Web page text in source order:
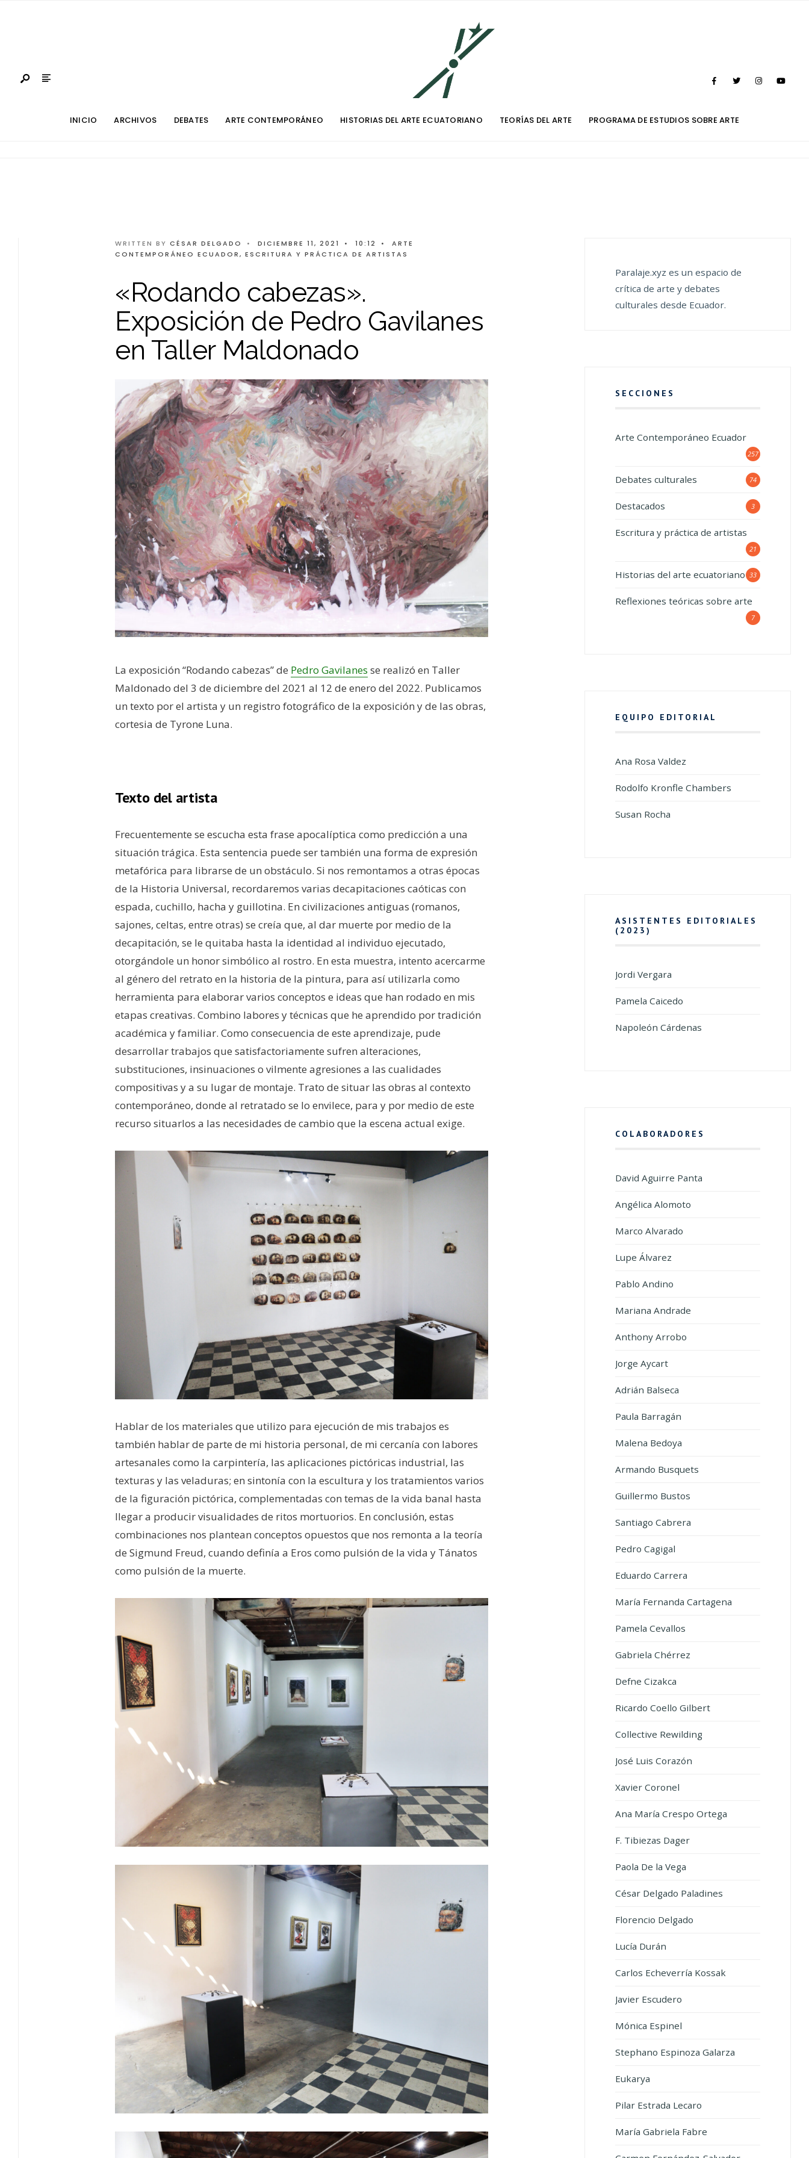
INICIO ARCHIVOS DEBATES ARTE CONTEMPORÁNEO HISTORIAS DEL ARTE ECUATORIANO TEORÍAS DEL ARTE PROGRAMA DE ESTUDIOS SOBRE ARTE
WRITTEN BY CÉSAR DELGADO • DICIEMBRE 11, 2021 • 10:12 •
ARTE
CONTEMPORÁNEO ECUADOR, ESCRITURA Y PRÁCTICA DE ARTISTAS
«Rodando cabezas».
Exposición de Pedro Gavilanes
en Taller Maldonado
La exposición “Rodando cabezas” de Pedro Gavilanes se realizó en Taller
Maldonado del 3 de diciembre del 2021 al 12 de enero del 2022. Publicamos
un texto por el artista y un registro fotográfico de la exposición y de las obras,
cortesia de Tyrone Luna.
Texto del artista
Frecuentemente se escucha esta frase apocalíptica como predicción a una
situación trágica. Esta sentencia puede ser también una forma de expresión
metafórica para librarse de un obstáculo. Si nos remontamos a otras épocas
de la Historia Universal, recordaremos varias decapitaciones caóticas con
espada, cuchillo, hacha y guillotina. En civilizaciones antiguas (romanos,
sajones, celtas, entre otras) se creía que, al dar muerte por medio de la
decapitación, se le quitaba hasta la identidad al individuo ejecutado,
otorgándole un honor simbólico al rostro. En esta muestra, intento acercarme
al género del retrato en la historia de la pintura, para así utilizarla como
herramienta para elaborar varios conceptos e ideas que han rodado en mis
etapas creativas. Combino labores y técnicas que he aprendido por tradición
académica y familiar. Como consecuencia de este aprendizaje, pude
desarrollar trabajos que satisfactoriamente sufren alteraciones,
substituciones, insinuaciones o vilmente agresiones a las cualidades
compositivas y a su lugar de montaje. Trato de situar las obras al contexto
contemporáneo, donde al retratado se lo envilece, para y por medio de este
recurso situarlos a las necesidades de cambio que la escena actual exige.
Hablar de los materiales que utilizo para ejecución de mis trabajos es
también hablar de parte de mi historia personal, de mi cercanía con labores
artesanales como la carpintería, las aplicaciones pictóricas industrial, las
texturas y las veladuras; en sintonía con la escultura y los tratamientos varios
de la figuración pictórica, complementadas con temas de la vida banal hasta
llegar a producir visualidades de ritos mortuorios. En conclusión, estas
combinaciones nos plantean conceptos opuestos que nos remonta a la teoría
de Sigmund Freud, cuando definía a Eros como pulsión de la vida y Tánatos
como pulsión de la muerte.
Paralaje.xyz es un espacio de
crítica de arte y debates
culturales desde Ecuador.
SECCIONES
Arte Contemporáneo Ecuador
257
Debates culturales 74
Destacados 3
Escritura y práctica de artistas
21
Historias del arte ecuatoriano 33
Reflexiones teóricas sobre arte
7
EQUIPO EDITORIAL
Ana Rosa Valdez
Rodolfo Kronfle Chambers
Susan Rocha
ASISTENTES EDITORIALES
(2023)
Jordi Vergara
Pamela Caicedo
Napoleón Cárdenas
COLABORADORES
David Aguirre Panta
Angélica Alomoto
Marco Alvarado
Lupe Álvarez
Pablo Andino
Mariana Andrade
Anthony Arrobo
Jorge Aycart
Adrián Balseca
Paula Barragán
Malena Bedoya
Armando Busquets
Guillermo Bustos
Santiago Cabrera
Pedro Cagigal
Eduardo Carrera
María Fernanda Cartagena
Pamela Cevallos
Gabriela Chérrez
Defne Cizakca
Ricardo Coello Gilbert
Collective Rewilding
José Luis Corazón
Xavier Coronel
Ana María Crespo Ortega
F. Tibiezas Dager
Paola De la Vega
César Delgado Paladines
Florencio Delgado
Lucía Durán
Carlos Echeverría Kossak
Javier Escudero
Mónica Espinel
Stephano Espinoza Galarza
Eukarya
Pilar Estrada Lecaro
María Gabriela Fabre